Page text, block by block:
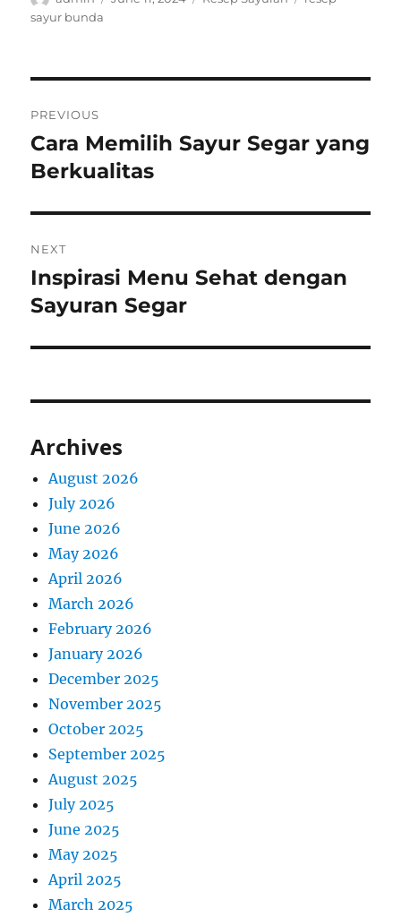
sayur bunda
navigation
PREVIOUS
Previous
post:
Cara Memilih Sayur Segar yang
Berkualitas
NEXT
Next
post:
Inspirasi Menu Sehat dengan
Sayuran Segar
Archives
August 2026
July 2026
June 2026
May 2026
April 2026
March 2026
February 2026
January 2026
December 2025
November 2025
October 2025
September 2025
August 2025
July 2025
June 2025
May 2025
April 2025
March 2025